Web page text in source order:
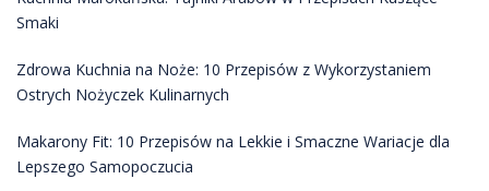
Smaki
Zdrowa Kuchnia na Noże: 10 Przepisów z Wykorzystaniem
Ostrych Nożyczek Kulinarnych
Makarony Fit: 10 Przepisów na Lekkie i Smaczne Wariacje dla
Lepszego Samopoczucia